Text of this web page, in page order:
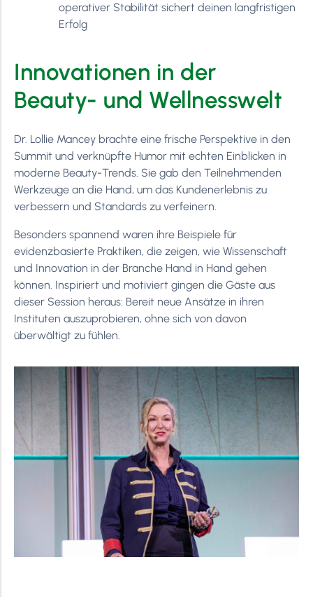
operativer Stabilität sichert deinen langfristigen
Erfolg
Innovationen in der
Beauty- und Wellnesswelt
Dr. Lollie Mancey brachte eine frische Perspektive in den
Summit und verknüpfte Humor mit echten Einblicken in
moderne Beauty-Trends. Sie gab den Teilnehmenden
Werkzeuge an die Hand, um das Kundenerlebnis zu
verbessern und Standards zu verfeinern.
Besonders spannend waren ihre Beispiele für
evidenzbasierte Praktiken, die zeigen, wie Wissenschaft
und Innovation in der Branche Hand in Hand gehen
können. Inspiriert und motiviert gingen die Gäste aus
dieser Session heraus: Bereit neue Ansätze in ihren
Instituten auszuprobieren, ohne sich von davon
überwältigt zu fühlen.